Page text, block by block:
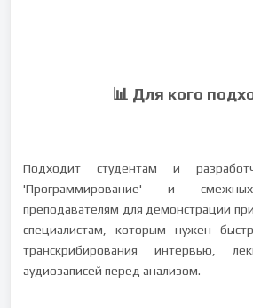
📊 Для кого
Подходит студентам и
'Программирование' и смежных
преподавателям для демонстрации
специалистам, которым нужен
транскрибирования интервью,
аудиозаписей перед анализом.